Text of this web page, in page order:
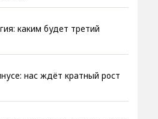
каким будет третий
нас ждёт кратный рост